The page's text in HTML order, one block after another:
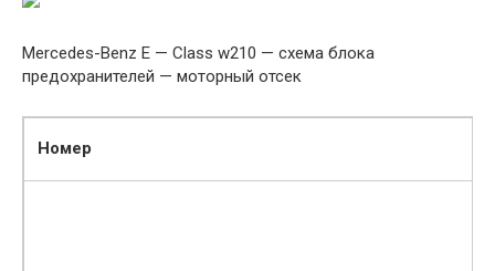
Mercedes-Benz E — Class w210 — схема блока
предохранителей — моторный отсек
Номер